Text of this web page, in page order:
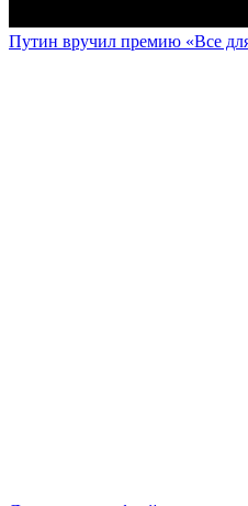
Путин вручил премию «Все